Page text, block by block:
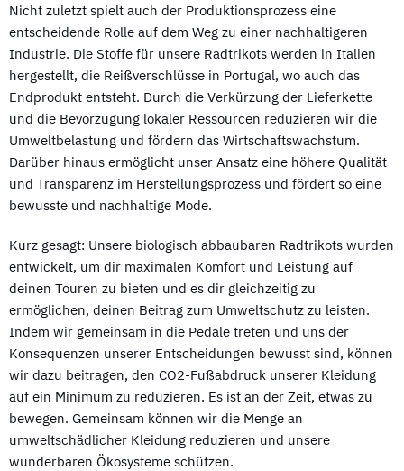
Nicht zuletzt spielt auch der Produktionsprozess eine
entscheidende Rolle auf dem Weg zu einer nachhaltigeren
Industrie. Die Stoffe für unsere Radtrikots werden in Italien
hergestellt, die Reißverschlüsse in Portugal, wo auch das
Endprodukt entsteht. Durch die Verkürzung der Lieferkette
und die Bevorzugung lokaler Ressourcen reduzieren wir die
Umweltbelastung und fördern das Wirtschaftswachstum.
Darüber hinaus ermöglicht unser Ansatz eine höhere Qualität
und Transparenz im Herstellungsprozess und fördert so eine
bewusste und nachhaltige Mode.
Kurz gesagt: Unsere biologisch abbaubaren Radtrikots wurden
entwickelt, um dir maximalen Komfort und Leistung auf
deinen Touren zu bieten und es dir gleichzeitig zu
ermöglichen, deinen Beitrag zum Umweltschutz zu leisten.
Indem wir gemeinsam in die Pedale treten und uns der
Konsequenzen unserer Entscheidungen bewusst sind, können
wir dazu beitragen, den CO2-Fußabdruck unserer Kleidung
auf ein Minimum zu reduzieren. Es ist an der Zeit, etwas zu
bewegen. Gemeinsam können wir die Menge an
umweltschädlicher Kleidung reduzieren und unsere
wunderbaren Ökosysteme schützen.